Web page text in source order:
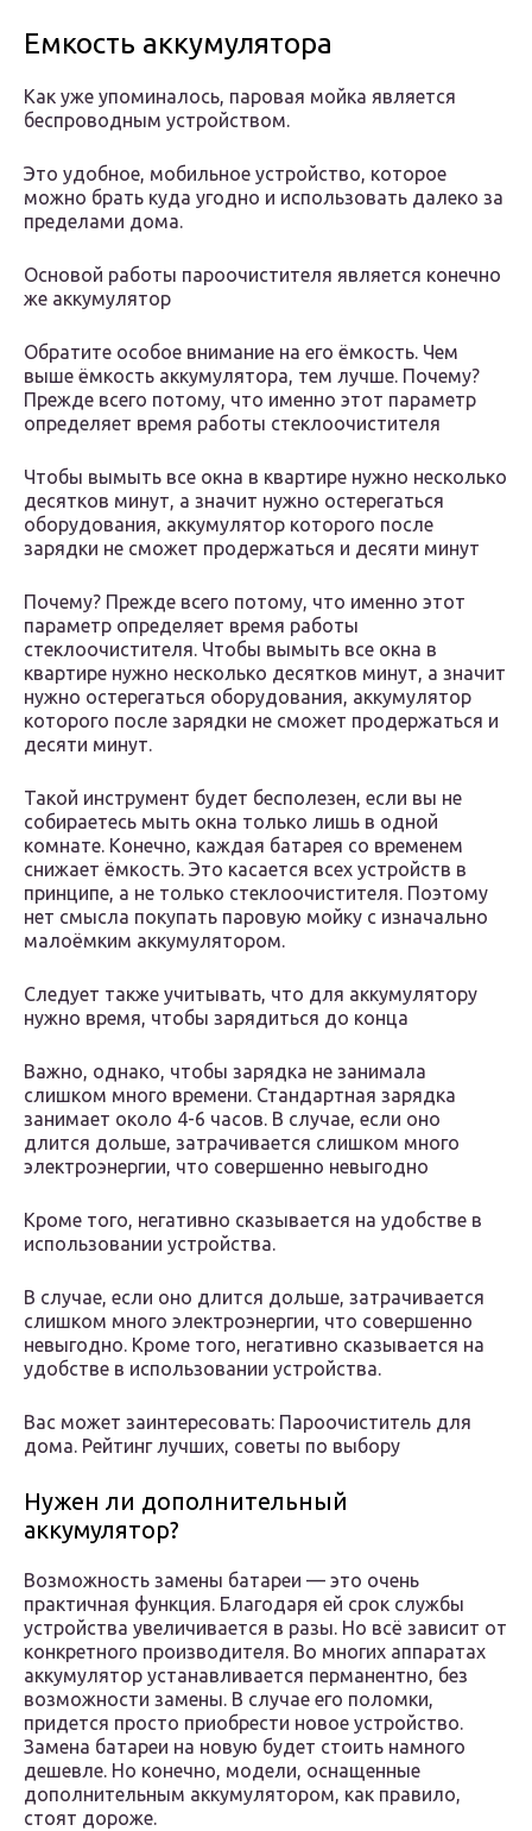
Емкость аккумулятора
Как уже упоминалось, паровая мойка является
беспроводным устройством.
Это удобное, мобильное устройство, которое
можно брать куда угодно и использовать далеко за
пределами дома.
Основой работы пароочистителя является конечно
же аккумулятор
Обратите особое внимание на его ёмкость. Чем
выше ёмкость аккумулятора, тем лучше. Почему?
Прежде всего потому, что именно этот параметр
определяет время работы стеклоочистителя
Чтобы вымыть все окна в квартире нужно несколько
десятков минут, а значит нужно остерегаться
оборудования, аккумулятор которого после
зарядки не сможет продержаться и десяти минут
Почему? Прежде всего потому, что именно этот
параметр определяет время работы
стеклоочистителя. Чтобы вымыть все окна в
квартире нужно несколько десятков минут, а значит
нужно остерегаться оборудования, аккумулятор
которого после зарядки не сможет продержаться и
десяти минут.
Такой инструмент будет бесполезен, если вы не
собираетесь мыть окна только лишь в одной
комнате. Конечно, каждая батарея со временем
снижает ёмкость. Это касается всех устройств в
принципе, а не только стеклоочистителя. Поэтому
нет смысла покупать паровую мойку с изначально
малоёмким аккумулятором.
Следует также учитывать, что для аккумулятору
нужно время, чтобы зарядиться до конца
Важно, однако, чтобы зарядка не занимала
слишком много времени. Стандартная зарядка
занимает около 4-6 часов. В случае, если оно
длится дольше, затрачивается слишком много
электроэнергии, что совершенно невыгодно
Кроме того, негативно сказывается на удобстве в
использовании устройства.
В случае, если оно длится дольше, затрачивается
слишком много электроэнергии, что совершенно
невыгодно. Кроме того, негативно сказывается на
удобстве в использовании устройства.
Вас может заинтересовать: Пароочиститель для
дома. Рейтинг лучших, советы по выбору
Нужен ли дополнительный
аккумулятор?
Возможность замены батареи — это очень
практичная функция. Благодаря ей срок службы
устройства увеличивается в разы. Но всё зависит от
конкретного производителя. Во многих аппаратах
аккумулятор устанавливается перманентно, без
возможности замены. В случае его поломки,
придется просто приобрести новое устройство.
Замена батареи на новую будет стоить намного
дешевле. Но конечно, модели, оснащенные
дополнительным аккумулятором, как правило,
стоят дороже.